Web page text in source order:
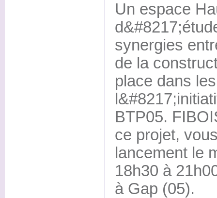
Un espace
synergies
de la
place dans
BTP05.
ce projet,
lancement le
18h30 à
à Gap (05).